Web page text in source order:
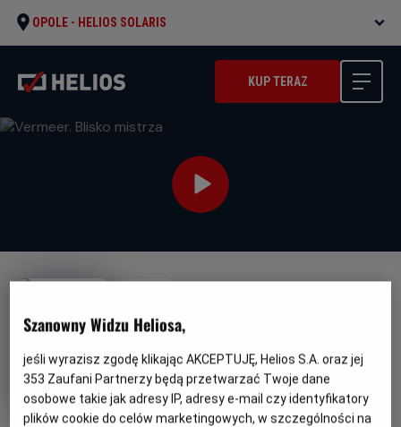
OPOLE - HELIOS SOLARIS
KUP TERAZ
Vermeer. Blisko mistrza
wiek
Czas
trwania
79 min
Kraj
i
rok
produkcji
Dania (2023)
Szanowny Widzu Heliosa,
jeśli wyrazisz zgodę klikając AKCEPTUJĘ, Helios S.A. oraz jej
353 Zaufani Partnerzy będą przetwarzać Twoje dane
osobowe takie jak adresy IP, adresy e-mail czy identyfikatory
plików cookie do celów marketingowych, w szczególności na